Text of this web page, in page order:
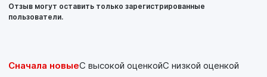
Отзыв могут оставить только зарегистрированные
пользователи.
Сначала новыеС высокой оценкойС низкой оценкой